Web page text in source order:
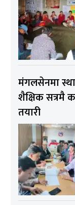
मंगलसेनमा
शैक्षिक सत्रमै
तयारी